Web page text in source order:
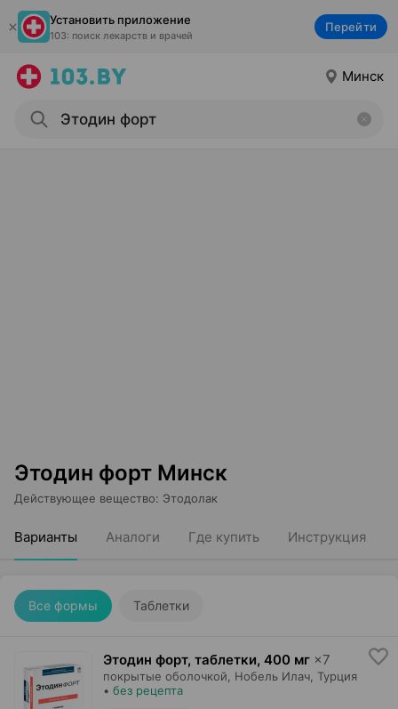
Установить приложение
103: поиск лекарств и врачей
Перейти
Минск
Этодин форт Минск
Действующее вещество: Этодолак
Варианты Аналоги Где купить Инструкция
Все формы Таблетки
Этодин форт, таблетки, 400 мг ×7
покрытые оболочкой, Нобель Илач , Турция
• без рецепта